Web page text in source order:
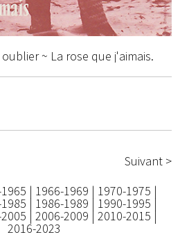
~ La rose que j'aimais.
Suivant >
| 1966-1969 | 1970-1975 |
1986-1989 1990-1995
2006-2009 2010-2015
2016-2023